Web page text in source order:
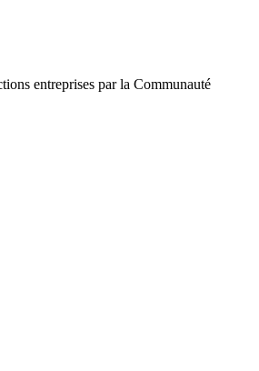
entreprises par la Communauté